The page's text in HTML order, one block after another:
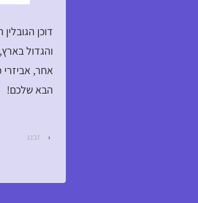
והגדול
אחר,
הבא שלכם!
‹ זבנג